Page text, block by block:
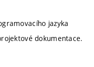
jazyka
dokumentace.